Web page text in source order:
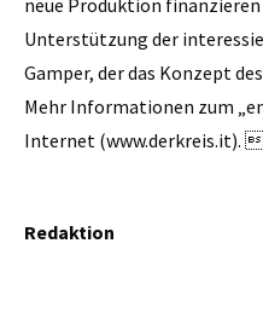
Unterstützung der
Gamper, der das Konzept
Mehr Informationen zum
Internet (www.derkreis.it).
Redaktion